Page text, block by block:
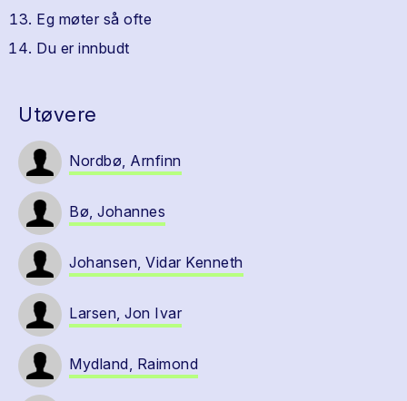
Eg møter så ofte
Du er innbudt
Utøvere
Nordbø, Arnfinn
Bø, Johannes
Johansen, Vidar Kenneth
Larsen, Jon Ivar
Mydland, Raimond